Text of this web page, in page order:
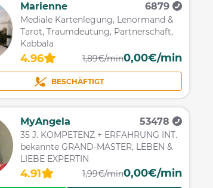
Marienne 6879
Mediale Kartenlegung, Lenormand &
Tarot, Traumdeutung, Partnerschaft,
Kabbala
4.96 1,89€/min0,00€/min
BESCHÄFTIGT
MyAngela 53478
35 J. KOMPETENZ + ERFAHRUNG INT.
bekannte GRAND-MASTER, LEBEN &
LIEBE EXPERTIN
4.91 1,99€/min0,00€/min